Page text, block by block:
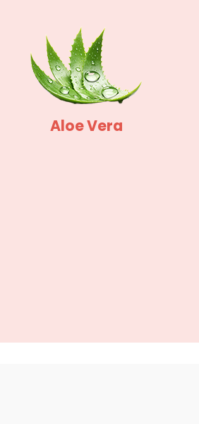
Aloe Vera